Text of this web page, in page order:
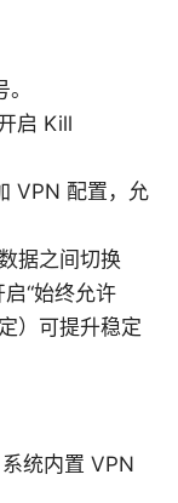
启 Kill
VPN 配置，允
据之间切换
“始终允许
）可提升稳定
统内置 VPN